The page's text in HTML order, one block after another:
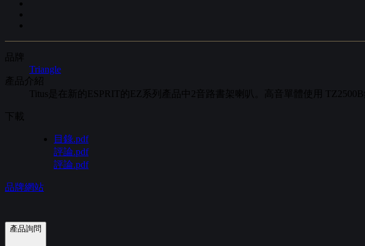
品牌
Triangle
產品介紹
Titus是在新的ESPRIT的EZ系列產品中2音路書架喇叭。高音單體使用
下載
目錄.pdf
評論.pdf
評論.pdf
品牌網站
產品詢問